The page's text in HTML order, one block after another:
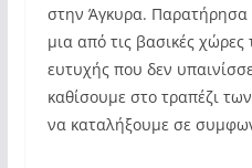
στην Άγκυρα. Παρατήρησα
μια από τις βασικές
ευτυχής που δεν
καθίσουμε στο τραπέζι
να καταλήξουμε σε